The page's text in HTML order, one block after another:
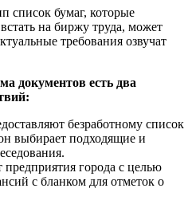
список бумаг, которые
на биржу труда, может
требования озвучат
документов есть два
безработному список
выбирает подходящие и
города с целью
с бланком для отметок о